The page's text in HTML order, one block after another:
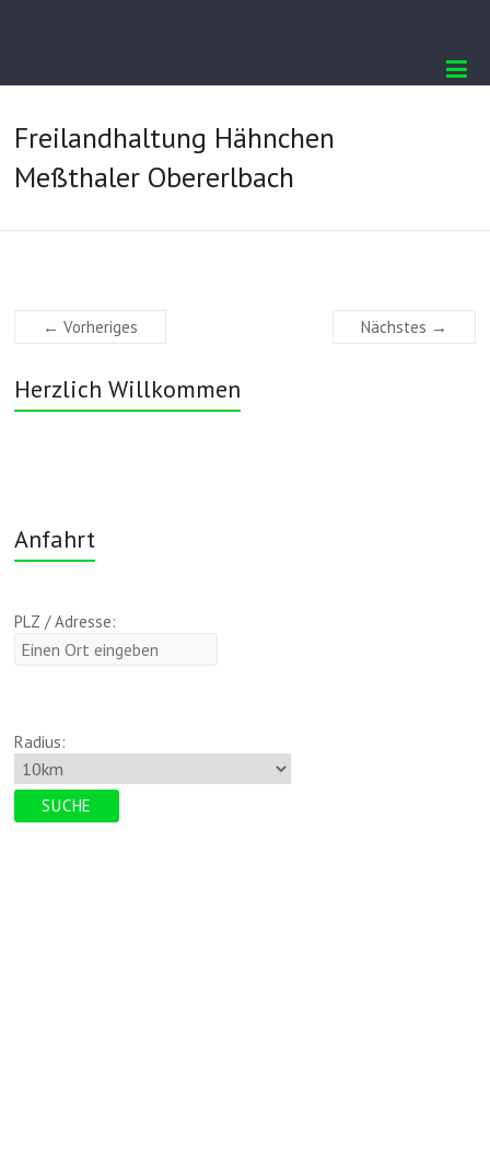
Freilandhaltung Hähnchen
Meßthaler Obererlbach
← Vorheriges Nächstes →
Herzlich Willkommen
Anfahrt
PLZ / Adresse:
Radius: